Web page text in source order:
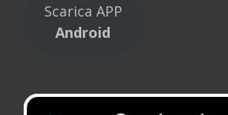
Scarica APP
Android